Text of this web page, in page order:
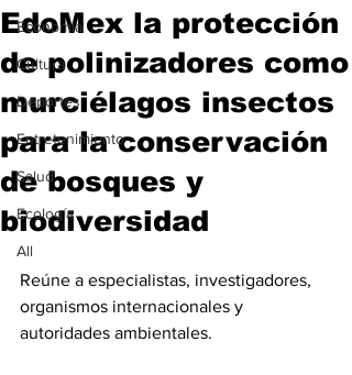
Economía
Cultura
Deportes
Entretenimiento
Salud
Ecología
All
EdoMex la protección
de polinizadores como
murciélagos insectos
para la conservación
de bosques y
biodiversidad
Reúne a especialistas, investigadores,
organismos internacionales y
autoridades ambientales.